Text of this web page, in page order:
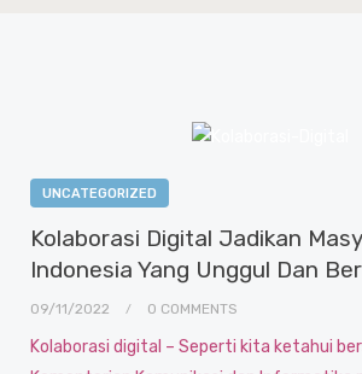
UNCATEGORIZED
Kolaborasi Digital Jadikan
Indonesia Yang Unggul Dan
09/11/2022 0 COMMENTS
Kolaborasi digital – Seperti kita ketahui